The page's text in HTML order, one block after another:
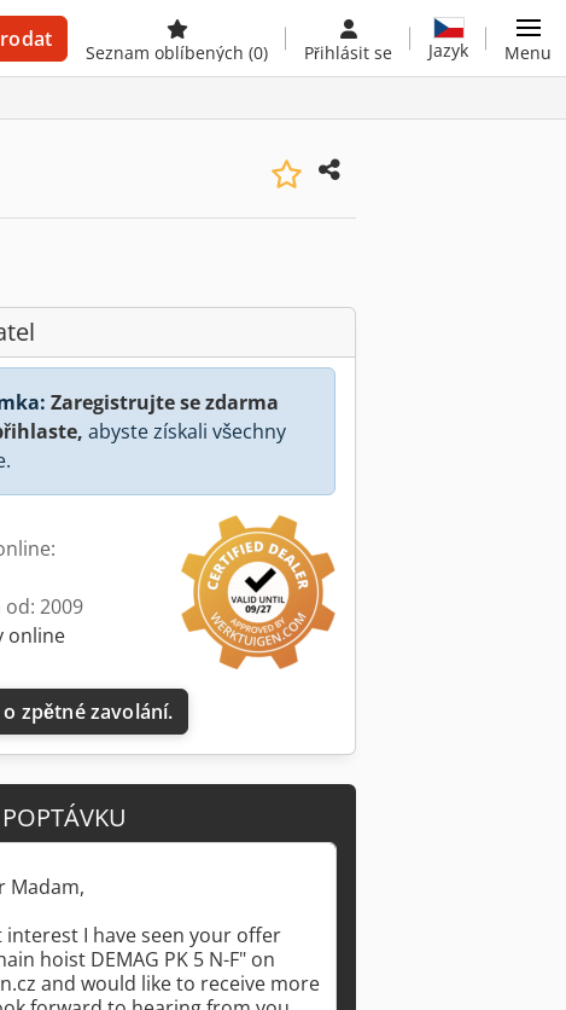
Seznam oblíbených (0) Přihlásit se Jazyk Menu
Požádat o více obrázků
Zaregistrujte se zdarma
abyste získali všechny
2009
online
zpětné zavolání.